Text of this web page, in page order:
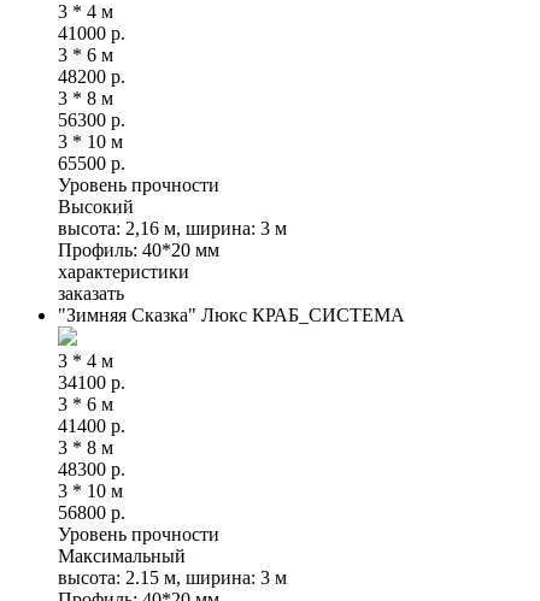
3 * 4 м
41000 р.
3 * 6 м
48200 р.
3 * 8 м
56300 р.
3 * 10 м
65500 р.
Уровень прочности
Высокий
высота: 2,16 м, ширина: 3 м
Профиль: 40*20 мм
характеристики
заказать
"Зимняя Сказка" Люкс КРАБ_СИСТЕМА
3 * 4 м
34100 р.
3 * 6 м
41400 р.
3 * 8 м
48300 р.
3 * 10 м
56800 р.
Уровень прочности
Максимальный
высота: 2.15 м, ширина: 3 м